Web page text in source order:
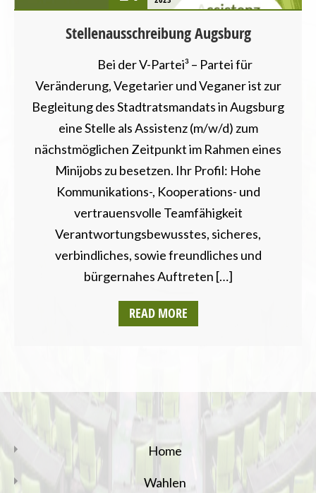
Stellenausschreibung Augsburg
Bei der V-Partei³ – Partei für
Veränderung, Vegetarier und Veganer ist zur
Begleitung des Stadtratsmandats in Augsburg
eine Stelle als Assistenz (m/w/d) zum
nächstmöglichen Zeitpunkt im Rahmen eines
Minijobs zu besetzen. Ihr Profil: Hohe
Kommunikations-, Kooperations- und
vertrauensvolle Teamfähigkeit
Verantwortungsbewusstes, sicheres,
verbindliches, sowie freundliches und
bürgernahes Auftreten […]
READ MORE
Home
Wahlen